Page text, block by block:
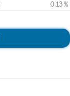
0,13 %